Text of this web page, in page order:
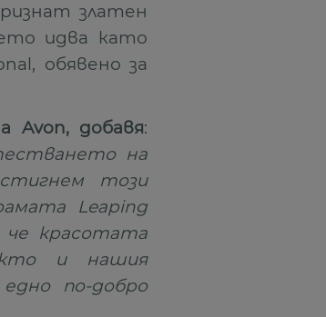
златен
идва като
обявено за
Avon, добавя:
на
този
Leaping
че красотата
и нашия
по-добро